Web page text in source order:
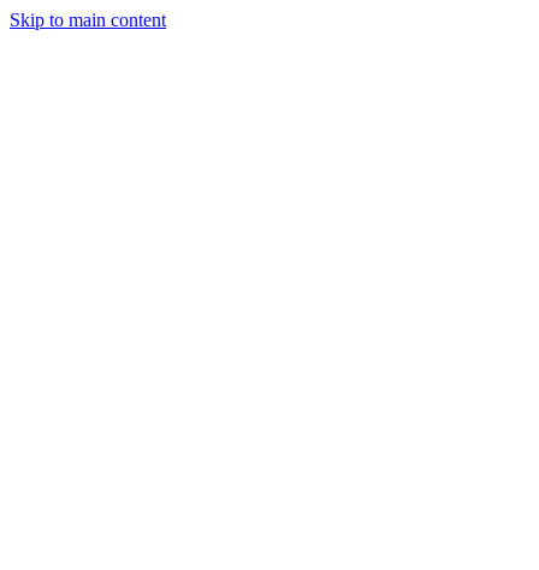
Skip to main content